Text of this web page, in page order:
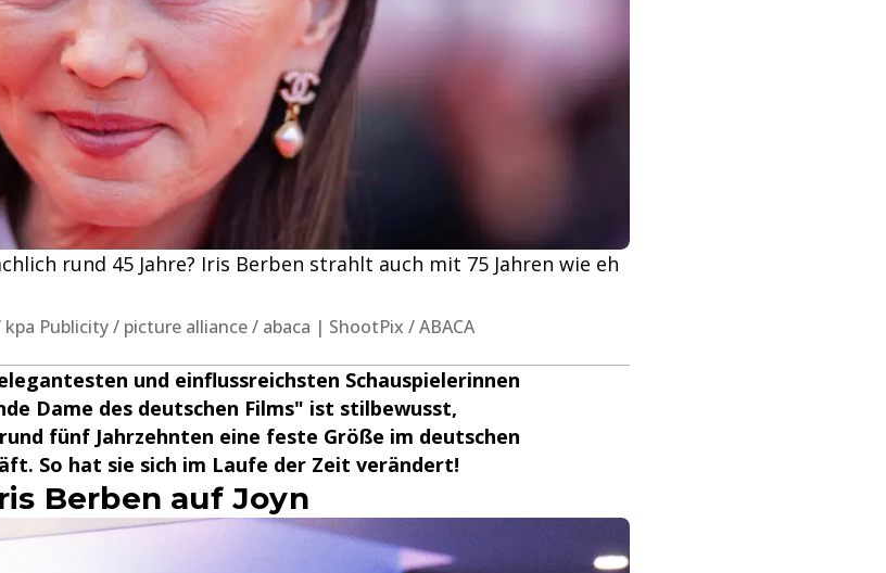
rund 45 Jahre? Iris Berben strahlt auch mit 75 Jahren wie eh
Publicity / picture alliance / abaca | ShootPix / ABACA
und einflussreichsten Schauspielerinnen
Dame des deutschen Films" ist stilbewusst,
fünf Jahrzehnten eine feste Größe im deutschen
So hat sie sich im Laufe der Zeit verändert!
Berben auf Joyn